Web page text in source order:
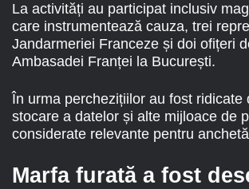
La activități au participat inclusiv
care instrumentează cauza, trei
Jandarmeriei Franceze și doi ofițeri
Ambasadei Franței la București.
În urma perchezițiilor au fost ridicate
stocare a datelor și alte mijloace de
considerate relevante pentru
Marfa furată a fost